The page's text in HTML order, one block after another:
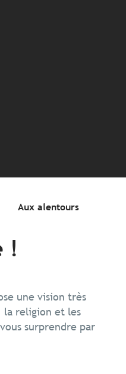
favoris
Aux alentours
!
une vision très
la religion et les
surprendre par